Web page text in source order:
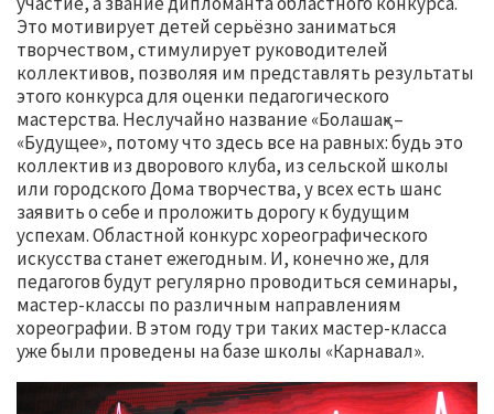
Это мотивирует детей серьёзно заниматься
творчеством, стимулирует руководителей
коллективов, позволяя им представлять результаты
этого конкурса для оценки педагогического
мастерства. Неслучайно название «Болашақ» –
«Будущее», потому что здесь все на равных: будь это
коллектив из дворового клуба, из сельской школы
или городского Дома творчества, у всех есть шанс
заявить о себе и проложить дорогу к будущим
успехам. Областной конкурс хореографического
искусства станет ежегодным. И, конечно же, для
педагогов будут регулярно проводиться семинары,
мастер-классы по различным направлениям
хореографии. В этом году три таких мастер-класса
уже были проведены на базе школы «Карнавал».